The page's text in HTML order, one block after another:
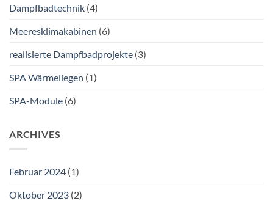
Dampfbadtechnik (4)
Meeresklimakabinen (6)
realisierte Dampfbadprojekte (3)
SPA Wärmeliegen (1)
SPA-Module (6)
ARCHIVES
Februar 2024 (1)
Oktober 2023 (2)